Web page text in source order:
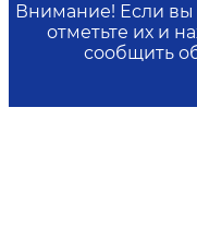
Внимание! Если вы
отметьте их и
сообщить